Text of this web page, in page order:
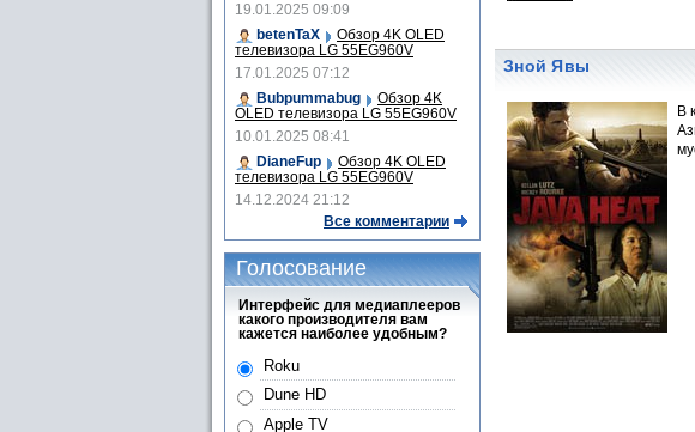
Зной Явы
В
19.01.2025 09:09
betenTaX
Обзор 4K OLED
телевизора LG 55EG960V
17.01.2025 07:12
Bubpummabug
Обзор 4K
OLED телевизора LG 55EG960V
10.01.2025 08:41
DianeFup
Обзор 4K OLED
телевизора LG 55EG960V
14.12.2024 21:12
Все комментарии
Голосование
Интерфейс для медиаплееров
какого производителя вам
кажется наиболее удобным?
Roku
Dune HD
Apple TV